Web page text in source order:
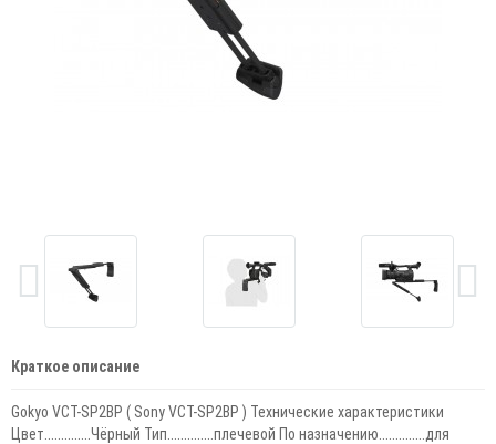
Краткое описание
Gokyo VCT-SP2BP ( Sony VCT-SP2BP ) Технические характеристики
Цвет..............Чёрный Тип..............плечевой По назначению..............для